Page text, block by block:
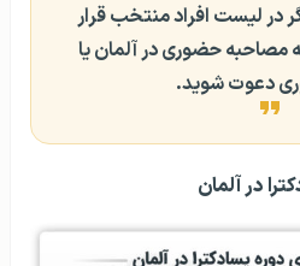
در لیست افراد منتخب قرار
مصاحبه حضوری در آلمان یا
دعوت شوید.
در آلمان